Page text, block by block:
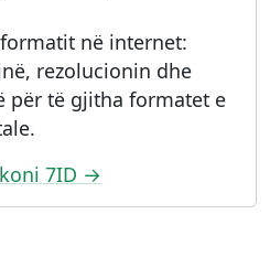
në internet:
rezolucionin dhe
për të gjitha formatet e
7ID →